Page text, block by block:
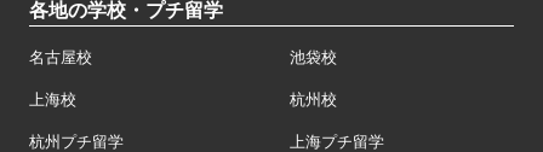
各地の学校・プチ留学
名古屋校 池袋校
上海校 杭州校
杭州プチ留学 上海プチ留学